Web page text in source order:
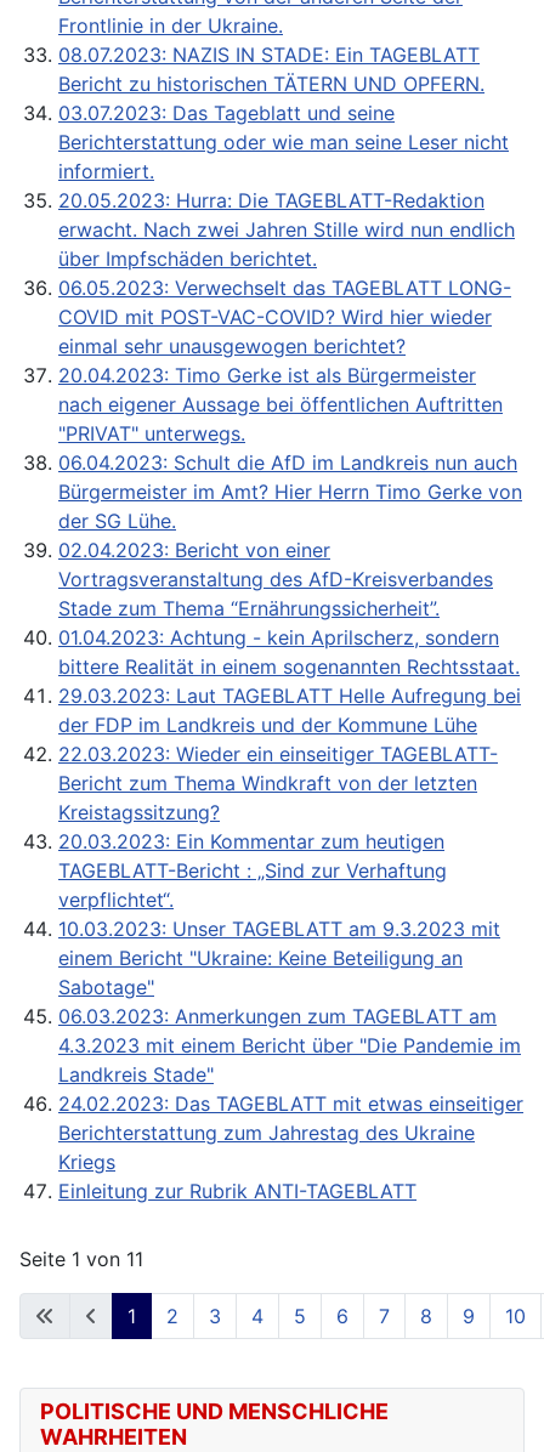
Frontlinie in der Ukraine.
08.07.2023: NAZIS IN STADE: Ein TAGEBLATT
Bericht zu historischen TÄTERN UND OPFERN.
03.07.2023: Das Tageblatt und seine
Berichterstattung oder wie man seine Leser nicht
informiert.
20.05.2023: Hurra: Die TAGEBLATT-Redaktion
erwacht. Nach zwei Jahren Stille wird nun endlich
über Impfschäden berichtet.
06.05.2023: Verwechselt das TAGEBLATT LONG-
COVID mit POST-VAC-COVID? Wird hier wieder
einmal sehr unausgewogen berichtet?
20.04.2023: Timo Gerke ist als Bürgermeister
nach eigener Aussage bei öffentlichen Auftritten
"PRIVAT" unterwegs.
06.04.2023: Schult die AfD im Landkreis nun auch
Bürgermeister im Amt? Hier Herrn Timo Gerke von
der SG Lühe.
02.04.2023: Bericht von einer
Vortragsveranstaltung des AfD-Kreisverbandes
Stade zum Thema “Ernährungssicherheit”.
01.04.2023: Achtung - kein Aprilscherz, sondern
bittere Realität in einem sogenannten Rechtsstaat.
29.03.2023: Laut TAGEBLATT Helle Aufregung bei
der FDP im Landkreis und der Kommune Lühe
22.03.2023: Wieder ein einseitiger TAGEBLATT-
Bericht zum Thema Windkraft von der letzten
Kreistagssitzung?
20.03.2023: Ein Kommentar zum heutigen
TAGEBLATT-Bericht : „Sind zur Verhaftung
verpflichtet“.
10.03.2023: Unser TAGEBLATT am 9.3.2023 mit
einem Bericht "Ukraine: Keine Beteiligung an
Sabotage"
06.03.2023: Anmerkungen zum TAGEBLATT am
4.3.2023 mit einem Bericht über "Die Pandemie im
Landkreis Stade"
24.02.2023: Das TAGEBLATT mit etwas einseitiger
Berichterstattung zum Jahrestag des Ukraine
Kriegs
Einleitung zur Rubrik ANTI-TAGEBLATT
Seite 1 von 11
1 2 3 4 5 6 7 8 9 10
POLITISCHE UND MENSCHLICHE
WAHRHEITEN